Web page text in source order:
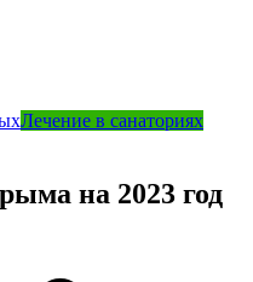
Лечение в санаториях
на 2023 год